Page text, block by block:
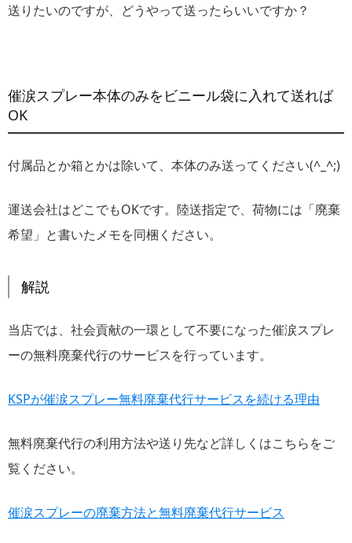
送りたいのですが、どうやって送ったらいいですか？
催涙スプレー本体のみをビニール袋に入れて送れば
OK
付属品とか箱とかは除いて、本体のみ送ってください(^_^;)
運送会社はどこでもOKです。陸送指定で、荷物には「廃棄
希望」と書いたメモを同梱ください。
解説
当店では、社会貢献の一環として不要になった催涙スプレ
ーの無料廃棄代行のサービスを行っています。
KSPが催涙スプレー無料廃棄代行サービスを続ける理由
無料廃棄代行の利用方法や送り先など詳しくはこちらをご
覧ください。
催涙スプレーの廃棄方法と無料廃棄代行サービス